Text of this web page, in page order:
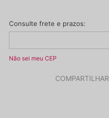
Não sei meu CEP
COMPARTILHAR